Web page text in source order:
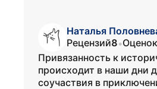
Наталья
Рецензий8•Оценок
Привязанность к
происходит в наши дни
соучаствия в